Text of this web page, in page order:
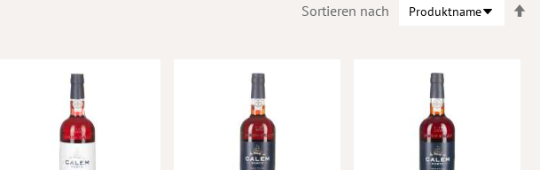
Sortieren nach